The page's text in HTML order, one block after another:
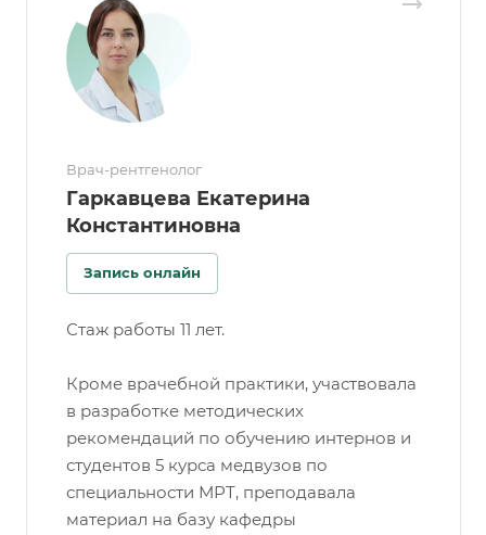
Врач-рентгенолог
Гаркавцева Екатерина
Константиновна
Запись онлайн
Стаж работы 11 лет.
Кроме врачебной практики, участвовала
в разработке методических
рекомендаций по обучению интернов и
студентов 5 курса медвузов по
специальности МРТ, преподавала
материал на базу кафедры